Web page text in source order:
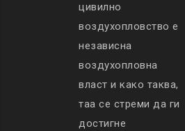
цивилно
воздухопловство е
независна
воздухопловна
власт и како таква,
таа се стреми да ги
достигне